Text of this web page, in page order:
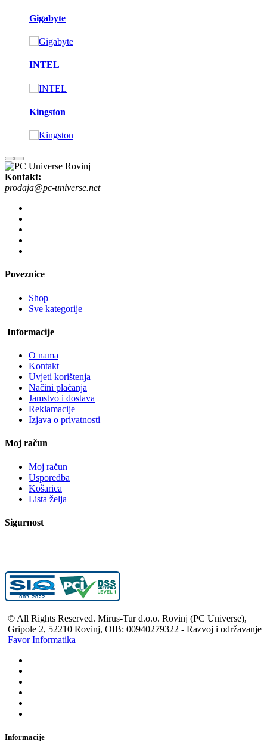
Gigabyte
INTEL
Kingston
Kontakt:
prodaja@pc-universe.net
Poveznice
Shop
Sve kategorije
Informacije
O nama
Kontakt
Uvjeti korištenja
Načini plaćanja
Jamstvo i dostava
Reklamacije
Izjava o privatnosti
Moj račun
Moj račun
Usporedba
Košarica
Lista želja
Sigurnost
© All Rights Reserved. Mirus-Tur d.o.o. Rovinj (PC Universe),
Gripole 2, 52210 Rovinj, OIB: 00940279322 - Razvoj i održavanje
Favor Informatika
Informacije